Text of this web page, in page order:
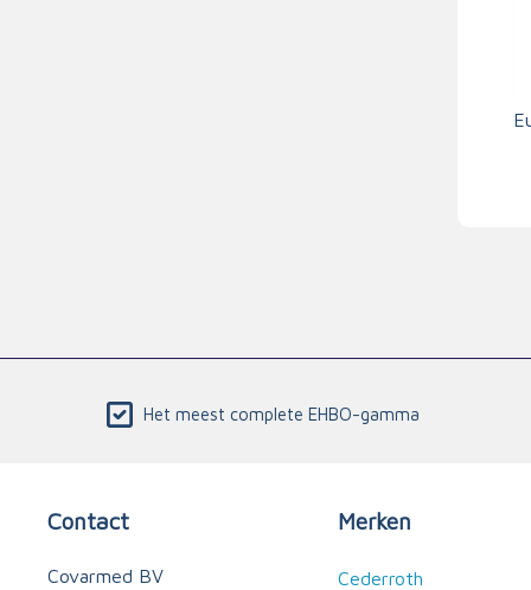
Het meest complete EHBO-gamma
Contact
Covarmed BV
Merken
Cederroth